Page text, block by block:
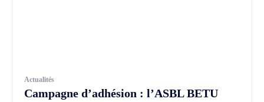
Actualités
Campagne d’adhésion : l’ASBL BETU